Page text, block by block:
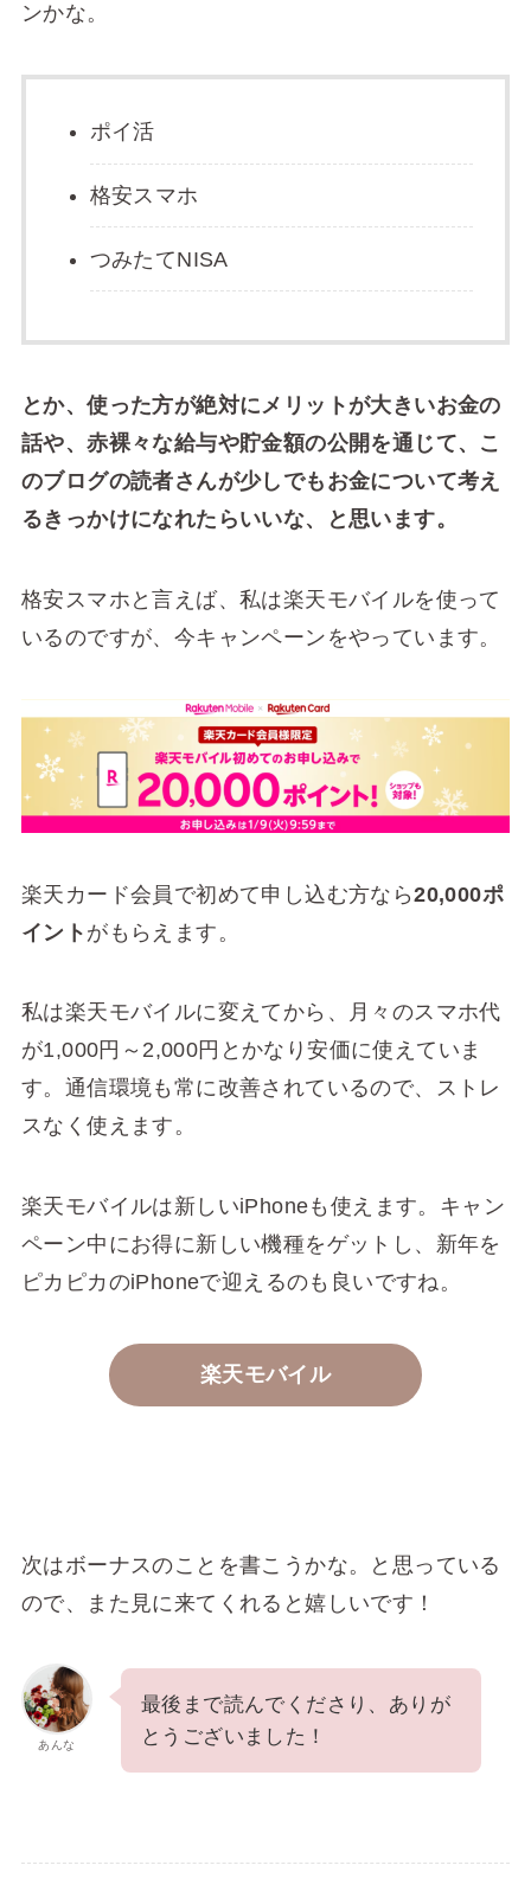
ンかな。
ポイ活
格安スマホ
つみたてNISA
とか、使った方が絶対にメリットが大きいお金の
話や、赤裸々な給与や貯金額の公開を通じて、こ
のブログの読者さんが少しでもお金について考え
るきっかけになれたらいいな、と思います。
格安スマホと言えば、私は楽天モバイルを使って
いるのですが、今キャンペーンをやっています。
楽天カード会員で初めて申し込む方なら20,000ポ
イント がもらえます。
私は楽天モバイルに変えてから、月々のスマホ代
が1,000円～2,000円とかなり安価に使えていま
す。通信環境も常に改善されているので、ストレ
スなく使えます。
楽天モバイルは新しいiPhoneも使えます。キャン
ペーン中にお得に新しい機種をゲットし、新年を
ピカピカのiPhoneで迎えるのも良いですね。
楽天モバイル
次はボーナスのことを書こうかな。と思っている
ので、また見に来てくれると嬉しいです！
あんな
最後まで読んでくださり、ありが
とうございました！